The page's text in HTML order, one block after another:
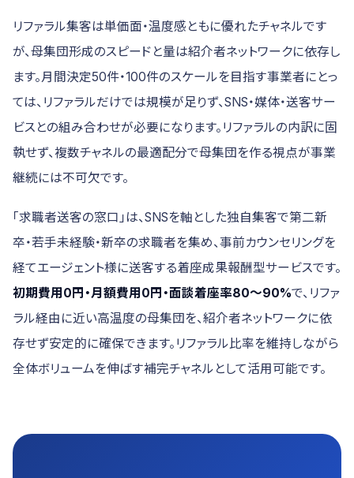
リファラル集客は単価面・温度感ともに優れたチャネルです
が、母集団形成のスピードと量は紹介者ネットワークに依存し
ます。月間決定50件・100件のスケールを目指す事業者にとっ
ては、リファラルだけでは規模が足りず、SNS・媒体・送客サー
ビスとの組み合わせが必要になります。リファラルの内訳に固
執せず、複数チャネルの最適配分で母集団を作る視点が事業
継続には不可欠です。
「求職者送客の窓口」は、SNSを軸とした独自集客で第二新
卒・若手未経験・新卒の求職者を集め、事前カウンセリングを
経てエージェント様に送客する着座成果報酬型サービスです。
初期費用0円・月額費用0円・面談着座率80〜90%で、リファ
ラル経由に近い高温度の母集団を、紹介者ネットワークに依
存せず安定的に確保できます。リファラル比率を維持しながら
全体ボリュームを伸ばす補完チャネルとして活用可能です。